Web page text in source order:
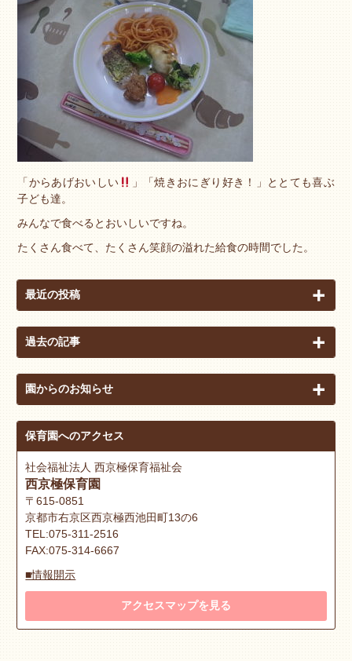
「からあげおいしい
」「焼きおにぎり好き！」ととても喜ぶ
子ども達。
みんなで食べるとおいしいですね。
たくさん食べて、たくさん笑顔の溢れた給食の時間でした。
最近の投稿
過去の記事
園からのお知らせ
保育園へのアクセス
社会福祉法人 西京極保育福祉会
西京極保育園
〒615-0851
京都市右京区西京極西池田町13の6
TEL:075-311-2516
FAX:075-314-6667
■情報開示
アクセスマップを見る